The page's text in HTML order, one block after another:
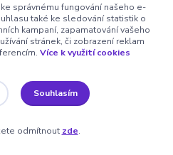
správnému fungování našeho e-
také ke sledování statistik o
kampaní, zapamatování vašeho
stránek, či zobrazení reklam
Více k využití cookies
Souhlasím
odmítnout zde.